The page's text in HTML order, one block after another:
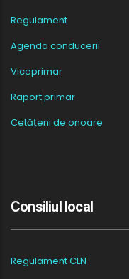
Regulament
Agenda conducerii
Viceprimar
Raport primar
Cetățeni de onoare
Consiliul local
Regulament CLN